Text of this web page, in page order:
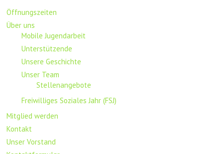
Öffnungszeiten
Über uns
Mobile Jugendarbeit
Unterstützende
Unsere Geschichte
Unser Team
Stellenangebote
Freiwilliges Soziales Jahr (FSJ)
Mitglied werden
Kontakt
Unser Vorstand